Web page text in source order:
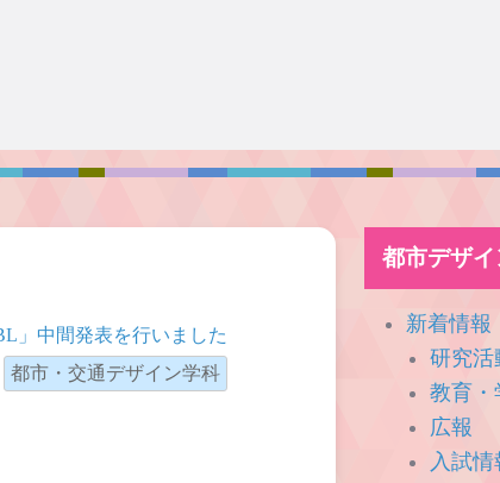
」中間発表を行いました
都市・交通デザイン学科
都市デザ
新着情報
研究活
教育・
広報
入試情